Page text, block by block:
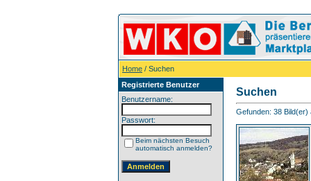
Home / Suchen
Registrierte Benutzer
Benutzername:
Passwort:
Beim nächsten Besuch
automatisch anmelden?
Suchen
Gefunden: 38 Bild(er)